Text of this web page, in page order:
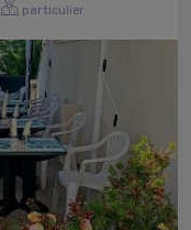
particulier